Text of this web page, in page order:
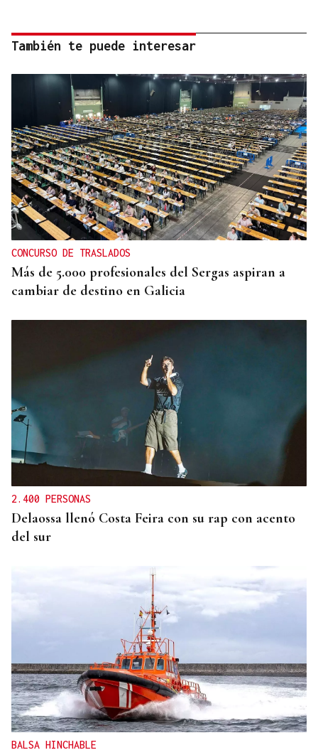
También te puede interesar
CONCURSO DE TRASLADOS
Más de 5.000 profesionales del Sergas aspiran a
cambiar de destino en Galicia
2.400 PERSONAS
Delaossa llenó Costa Feira con su rap con acento
del sur
BALSA HINCHABLE